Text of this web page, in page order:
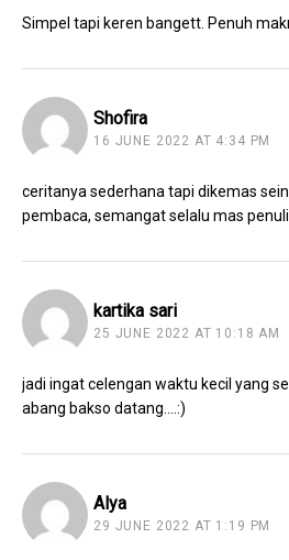
Simpel tapi keren bangett. Penuh
Shofira
16 JUNE 2022 AT 4:34 PM
ceritanya sederhana tapi dikemas
pembaca, semangat selalu mas
kartika sari
25 JUNE 2022 AT 10:18 AM
jadi ingat celengan waktu kecil yang
abang bakso datang….:)
Alya
29 JUNE 2022 AT 1:19 PM